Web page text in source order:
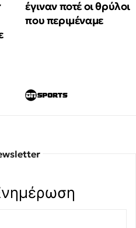
έγιναν ποτέ οι θρύλοι
που περιμέναμε